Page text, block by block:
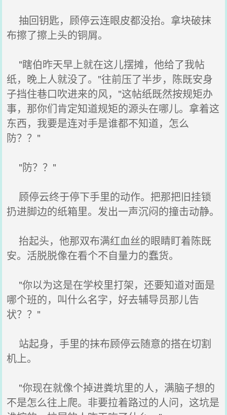
抽回钥匙，顾停云连眼皮都没抬。拿块破抹
布擦了擦上头的铜屑。
"瞎伯昨天早上就在这儿摆摊，他给了我帖
纸，晚上人就没了。"往前压了半步，陈既安身
子挡住巷口吹进来的风，"这帖纸既然按规矩办
事，那你们肯定知道规矩的源头在哪儿。拿着这
东西，我要是连对手是谁都不知道，怎么
防？？"
"防？？"
顾停云终于停下手里的动作。把那把旧挂锁
扔进脚边的纸箱里。发出一声沉闷的撞击动静。
抬起头，他那双布满红血丝的眼睛盯着陈既
安。活脱脱像在看个不自量力的蠢货。
"你以为这是在学校里打架，还要知道对面是
哪个班的，叫什么名字，好去辅导员那儿告
状？？"
站起身，手里的抹布顾停云随意的搭在切割
机上。
"你现在就像个掉进粪坑里的人，满脑子想的
不是怎么往上爬。非要拉着路过的人问，这坑是